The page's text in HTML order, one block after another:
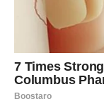
LAV –
Lavovi su danas
kompliment ili